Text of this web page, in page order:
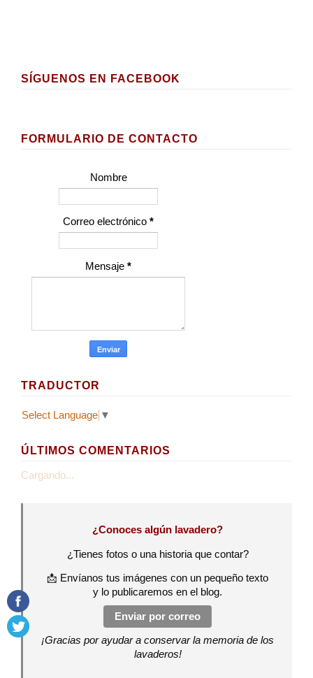
SÍGUENOS EN FACEBOOK
FORMULARIO DE CONTACTO
Nombre
Correo electrónico *
Mensaje *
TRADUCTOR
Select Language ▼
ÚLTIMOS COMENTARIOS
Cargando...
¿Conoces algún lavadero?
¿Tienes fotos o una historia que contar?
📩 Envíanos tus imágenes con un pequeño texto
y lo publicaremos en el blog.
Enviar por correo
¡Gracias por ayudar a conservar la memoria de los
lavaderos!